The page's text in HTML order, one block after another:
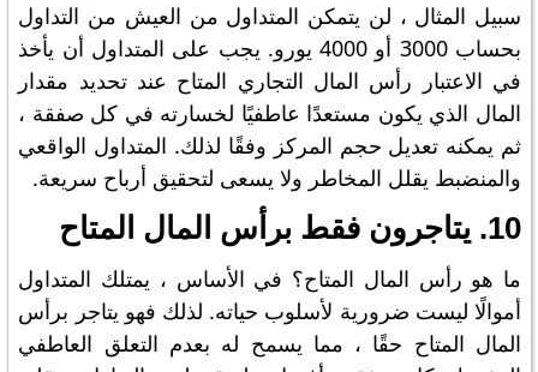
سبيل المثال ، لن يتمكن المتداول من العيش من التداول
بحساب 3000 أو 4000 يورو. يجب على المتداول أن يأخذ
في الاعتبار رأس المال التجاري المتاح عند تحديد مقدار
المال الذي يكون مستعدًا عاطفيًا لخسارته في كل صفقة ،
ثم يمكنه تعديل حجم المركز وفقًا لذلك. المتداول الواقعي
والمنضبط يقلل المخاطر ولا يسعى لتحقيق أرباح سريعة.
10. يتاجرون فقط برأس المال المتاح
ما هو رأس المال المتاح؟ في الأساس ، يمتلك المتداول
أموالًا ليست ضرورية لأسلوب حياته. لذلك فهو يتاجر برأس
المال المتاح حقًا ، مما يسمح له بعدم التعلق العاطفي